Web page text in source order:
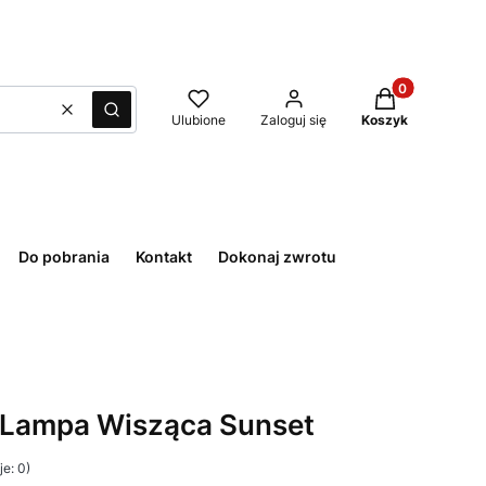
WyczyśćSzukaj Ulubione Zaloguj się
Produkty w
Koszyk
Do pobrania Kontakt Dokonaj zwrotu
Wisząca Sunset
0)